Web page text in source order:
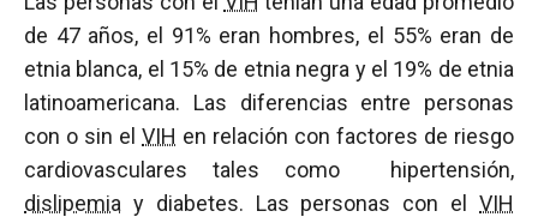
de 47 años, el 91% eran hombres, el 55% eran de
etnia blanca, el 15% de etnia negra y el 19% de etnia
latinoamericana. Las diferencias entre personas
con o sin el VIH en relación con factores de riesgo
cardiovasculares tales como hipertensión,
dislipemia y diabetes. Las personas con el VIH